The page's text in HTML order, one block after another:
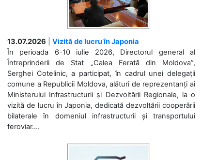
13.07.2026
Vizită de lucru în Japonia
În perioada 6-10 iulie 2026, Directorul general al
Întreprinderii de Stat „Calea Ferată din Moldova”,
Serghei Cotelinic, a participat, în cadrul unei delegații
comune a Republicii Moldova, alături de reprezentanți ai
Ministerului Infrastructurii și Dezvoltării Regionale, la o
vizită de lucru în Japonia, dedicată dezvoltării cooperării
bilaterale în domeniul infrastructurii și transportului
feroviar....